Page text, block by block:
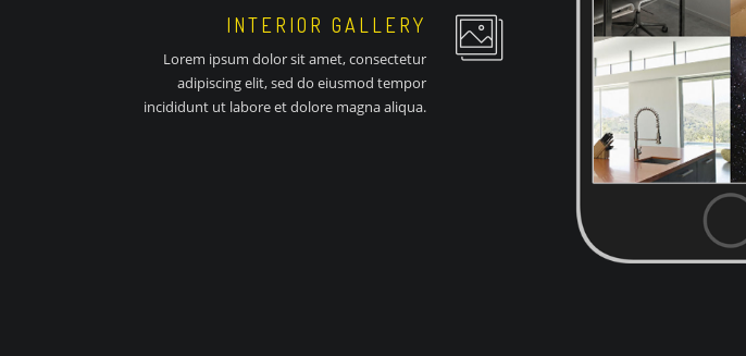
INTERIOR GALLERY
Lorem ipsum dolor sit amet, consectetur
adipiscing elit, sed do eiusmod tempor
incididunt ut labore et dolore magna aliqua.